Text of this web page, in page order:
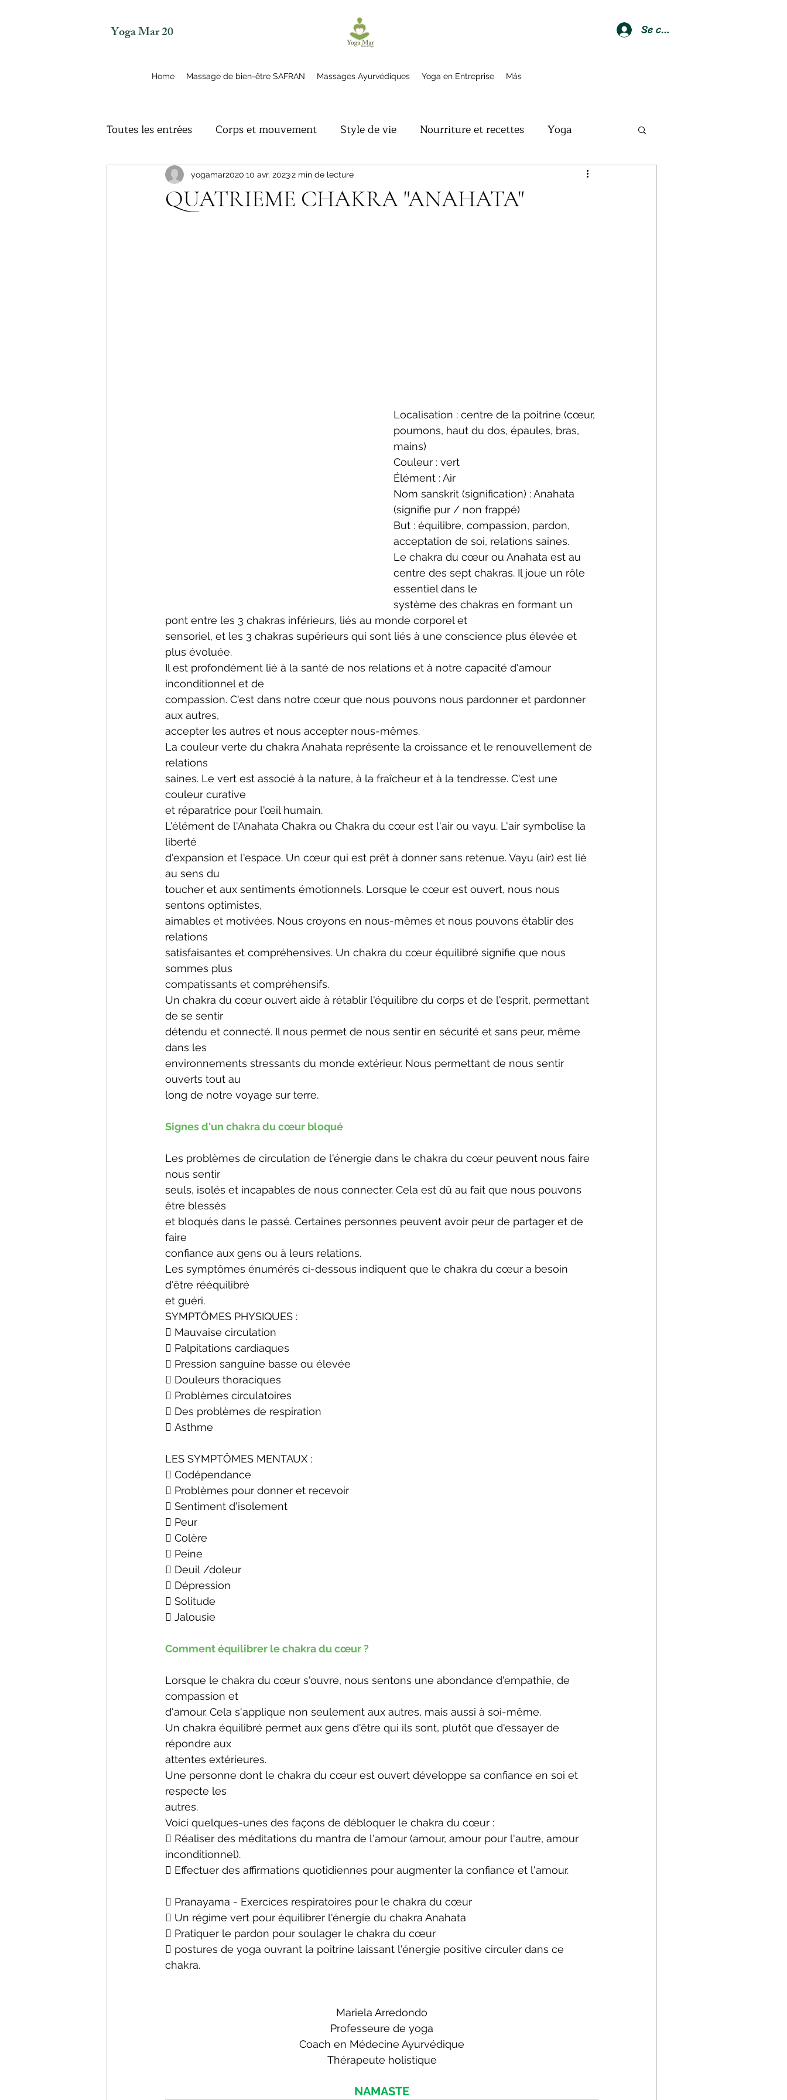
Yoga Mar 20 Se connecter
Home Massage de bien-être SAFRAN Massages Ayurvédiques Yoga en Entreprise Más
Toutes les entrées Corps et mouvement Style de vie Nourriture et recettes Yoga
Bien-être Namaste
QUATRIEME CHAKRA "ANAHATA"
yogamar2020 10 avr. 20232 min de lecture
Localisation : centre de la poitrine (cœur,
poumons, haut du dos, épaules, bras,
mains)
Couleur : vert
Élément : Air
Nom sanskrit (signification) : Anahata
(signifie pur / non frappé)
But : équilibre, compassion, pardon,
acceptation de soi, relations saines.
Le chakra du cœur ou Anahata est au
centre des sept chakras. Il joue un rôle
essentiel dans le
système des chakras en formant un
pont entre les 3 chakras inférieurs, liés au monde corporel et
sensoriel, et les 3 chakras supérieurs qui sont liés à une conscience plus élevée et
plus évoluée.
Il est profondément lié à la santé de nos relations et à notre capacité d'amour
inconditionnel et de
compassion. C'est dans notre cœur que nous pouvons nous pardonner et pardonner
aux autres,
accepter les autres et nous accepter nous-mêmes.
La couleur verte du chakra Anahata représente la croissance et le renouvellement de
relations
saines. Le vert est associé à la nature, à la fraîcheur et à la tendresse. C'est une
couleur curative
et réparatrice pour l'œil humain.
L'élément de l'Anahata Chakra ou Chakra du cœur est l'air ou vayu. L'air symbolise la
liberté
d'expansion et l'espace. Un cœur qui est prêt à donner sans retenue. Vayu (air) est lié
au sens du
toucher et aux sentiments émotionnels. Lorsque le cœur est ouvert, nous nous
sentons optimistes,
aimables et motivées. Nous croyons en nous-mêmes et nous pouvons établir des
relations
satisfaisantes et compréhensives. Un chakra du cœur équilibré signifie que nous
sommes plus
compatissants et compréhensifs.
Un chakra du cœur ouvert aide à rétablir l'équilibre du corps et de l'esprit, permettant
de se sentir
détendu et connecté. Il nous permet de nous sentir en sécurité et sans peur, même
dans les
environnements stressants du monde extérieur. Nous permettant de nous sentir
ouverts tout au
long de notre voyage sur terre.
Signes d'un chakra du cœur bloqué
Les problèmes de circulation de l'énergie dans le chakra du cœur peuvent nous faire
nous sentir
seuls, isolés et incapables de nous connecter. Cela est dû au fait que nous pouvons
être blessés
et bloqués dans le passé. Certaines personnes peuvent avoir peur de partager et de
faire
confiance aux gens ou à leurs relations.
Les symptômes énumérés ci-dessous indiquent que le chakra du cœur a besoin
d'être rééquilibré
et guéri.
SYMPTÔMES PHYSIQUES :
 Mauvaise circulation
 Palpitations cardiaques
 Pression sanguine basse ou élevée
 Douleurs thoraciques
 Problèmes circulatoires
 Des problèmes de respiration
 Asthme
LES SYMPTÔMES MENTAUX :
 Codépendance
 Problèmes pour donner et recevoir
 Sentiment d'isolement
 Peur
 Colère
 Peine
 Deuil /doleur
 Dépression
 Solitude
 Jalousie
Comment équilibrer le chakra du cœur ?
Lorsque le chakra du cœur s'ouvre, nous sentons une abondance d'empathie, de
compassion et
d'amour. Cela s'applique non seulement aux autres, mais aussi à soi-même.
Un chakra équilibré permet aux gens d'être qui ils sont, plutôt que d'essayer de
répondre aux
attentes extérieures.
Une personne dont le chakra du cœur est ouvert développe sa confiance en soi et
respecte les
autres.
Voici quelques-unes des façons de débloquer le chakra du cœur :
 Réaliser des méditations du mantra de l'amour (amour, amour pour l'autre, amour
inconditionnel).
 Effectuer des affirmations quotidiennes pour augmenter la confiance et l'amour.
 Pranayama - Exercices respiratoires pour le chakra du cœur
 Un régime vert pour équilibrer l'énergie du chakra Anahata
 Pratiquer le pardon pour soulager le chakra du cœur
 postures de yoga ouvrant la poitrine laissant l'énergie positive circuler dans ce
chakra.
Mariela Arredondo
Professeure de yoga
Coach en Médecine Ayurvédique
Thérapeute holistique
NAMASTE